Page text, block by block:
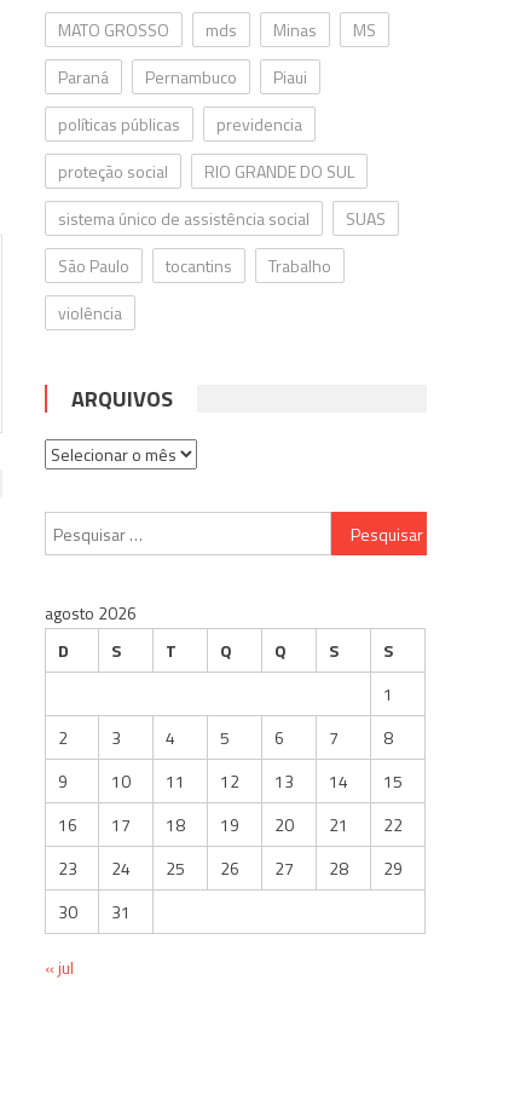
MATO GROSSO
mds Minas
MS
Paraná
Pernambuco
Piaui
políticas públicas
previdencia
proteção social
RIO GRANDE DO SUL
sistema único de assistência social
SUAS
São Paulo
tocantins
Trabalho
violência
ARQUIVOS
Arquivos
Pesquisar
por:
agosto 2026
D
S T Q Q S
S
1
2
3 4 5 6 7
8
9
10 11 12 13 14
15
16
17 18 19 20 21
22
23
24 25 26 27 28
29
30
31
« jul